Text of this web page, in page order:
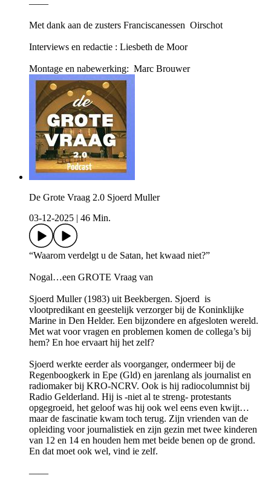
——
Met dank aan de zusters Franciscanessen Oirschot
Interviews en redactie : Liesbeth de Moor
Montage en nabewerking: Marc Brouwer
De Grote Vraag 2.0 Sjoerd Muller
03-12-2025
46 Min.
“Waarom verdelgt u de Satan, het kwaad niet?”
Nogal…een GROTE Vraag van
Sjoerd Muller (1983) uit Beekbergen. Sjoerd is
vlootpredikant en geestelijk verzorger bij de Koninklijke
Marine in Den Helder. Een bijzondere en afgesloten wereld.
Met wat voor vragen en problemen komen de collega’s bij
hem? En hoe ervaart hij het zelf?
Sjoerd werkte eerder als voorganger, ondermeer bij de
Regenboogkerk in Epe (Gld) en jarenlang als journalist en
radiomaker bij KRO-NCRV. Ook is hij radiocolumnist bij
Radio Gelderland. Hij is -niet al te streng- protestants
opgegroeid, het geloof was hij ook wel eens even kwijt…
maar de fascinatie kwam toch terug. Zijn vrienden van de
opleiding voor journalistiek en zijn gezin met twee kinderen
van 12 en 14 en houden hem met beide benen op de grond.
En dat moet ook wel, vind ie zelf.
——